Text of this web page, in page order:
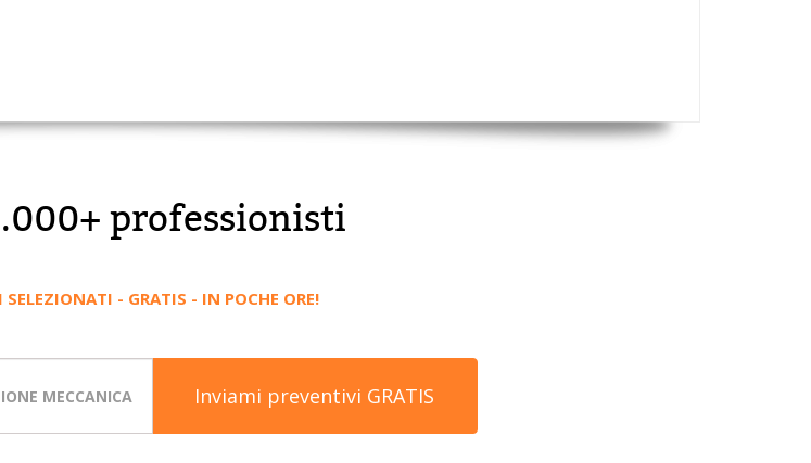
professionisti
SELEZIONATI - GRATIS - IN POCHE ORE!
Inviami preventivi GRATIS